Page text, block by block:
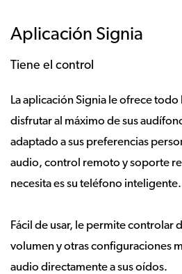
Aplicación Signia
Tiene el control
La aplicación Signia le ofrece
disfrutar al máximo de sus
adaptado a sus preferencias
audio, control remoto y soporte
necesita es su teléfono inteligente.
Fácil de usar, le permite controlar
volumen y otras configuraciones
audio directamente a sus oídos.